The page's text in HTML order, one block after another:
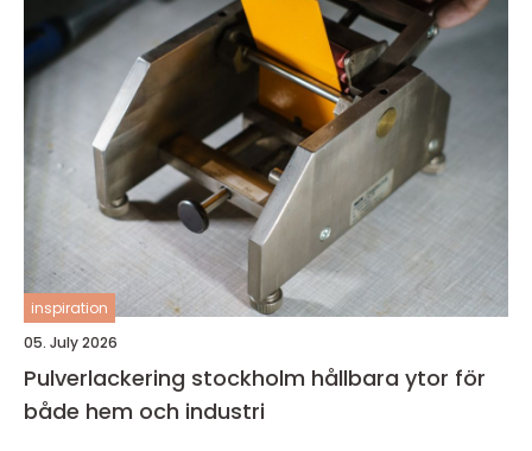
inspiration
05. July 2026
Pulverlackering stockholm hållbara ytor för
både hem och industri